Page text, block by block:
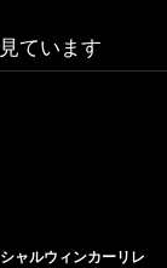
ています
ャルウィンカーリレ